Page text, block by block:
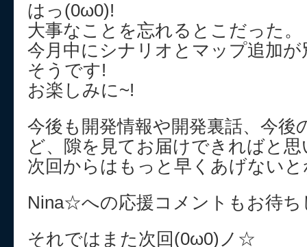
はっ(0ω0)!
大事なことを忘れるとこだった。
今月中にシナリオとマップ追加
そうです!
お楽しみに~!
今後も開発情報や開発裏話、今後
ど、隙を見てお届けできればと
次回からはもっと早くあげないと
Nina☆への応援コメントもお待
それではまた次回(0ω0)ノ☆